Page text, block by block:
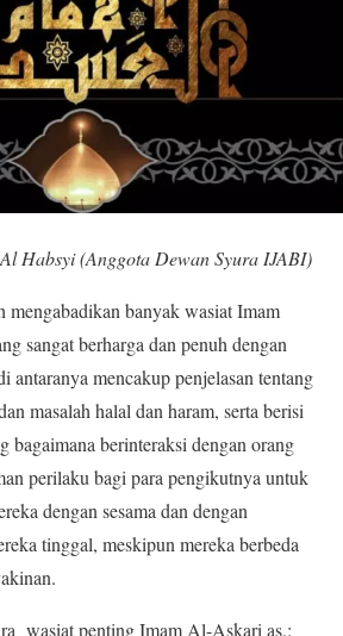
Habsyi (Anggota Dewan Syura IJABI)
mengabadikan banyak wasiat Imam
sangat berharga dan penuh dengan
mencakup penjelasan tentang
masalah halal dan haram, serta berisi
bagaimana berinteraksi dengan orang
perilaku bagi para pengikutnya untuk
dengan sesama dan dengan
tinggal, meskipun mereka berbeda
wasiat penting Imam Al-Askari as.: